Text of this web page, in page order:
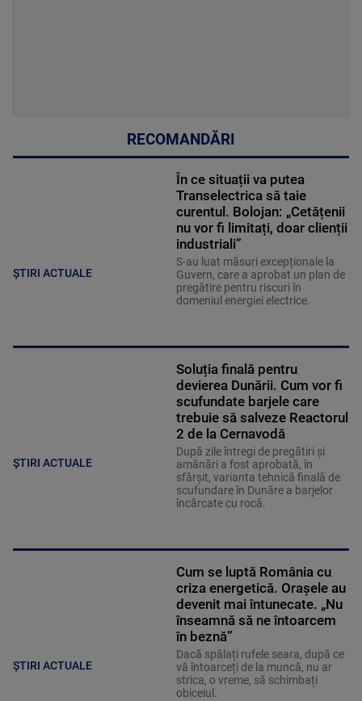
RECOMANDĂRI
ȘTIRI ACTUALE
În ce situații va putea
Transelectrica să taie
curentul. Bolojan: „Cetățenii
nu vor fi limitați, doar clienții
industriali”
S-au luat măsuri excepționale la
Guvern, care a aprobat un plan de
pregătire pentru riscuri în
domeniul energiei electrice.
ȘTIRI ACTUALE
Soluția finală pentru
devierea Dunării. Cum vor fi
scufundate barjele care
trebuie să salveze Reactorul
2 de la Cernavodă
După zile întregi de pregătiri și
amânări a fost aprobată, în
sfârșit, varianta tehnică finală de
scufundare în Dunăre a barjelor
încărcate cu rocă.
ȘTIRI ACTUALE
Cum se luptă România cu
criza energetică. Orașele au
devenit mai întunecate. „Nu
înseamnă să ne întoarcem
în beznă”
Dacă spălați rufele seara, după ce
vă întoarceți de la muncă, nu ar
strica, o vreme, să schimbați
obiceiul.